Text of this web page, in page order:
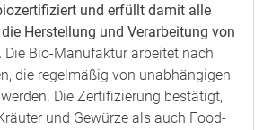
und erfüllt damit alle
Herstellung und Verarbeitung von
Die Bio-Manufaktur arbeitet nach
die regelmäßig von unabhängigen
Die Zertifizierung bestätigt,
und Gewürze als auch Food-